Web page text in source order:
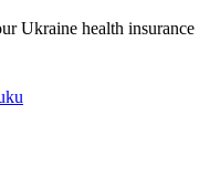
Ukraine health insurance